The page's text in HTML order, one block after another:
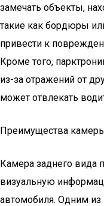
замечать объекты,
такие как бордюры
привести к
Кроме того,
из-за отражений от
может отвлекать
Преимущества
Камера заднего вида
визуальную
автомобиля. Одним